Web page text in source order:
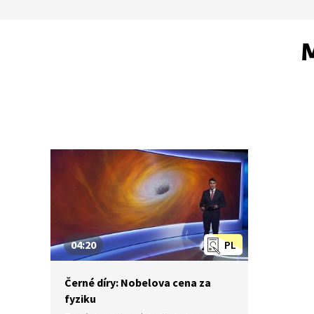
PL
04:20
Černé díry: Nobelova cena za
fyziku